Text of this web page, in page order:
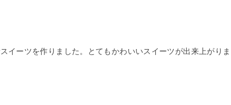
イーツを作りました。とてもかわいいスイーツが出来上がりま